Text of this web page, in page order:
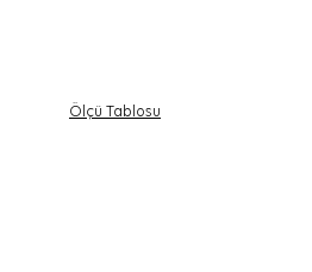
Ölçü Tablosu